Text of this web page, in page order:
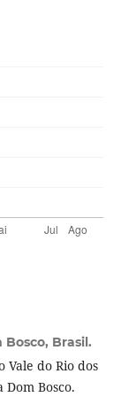
Brasil.
Vale do Rio dos
Bosco.